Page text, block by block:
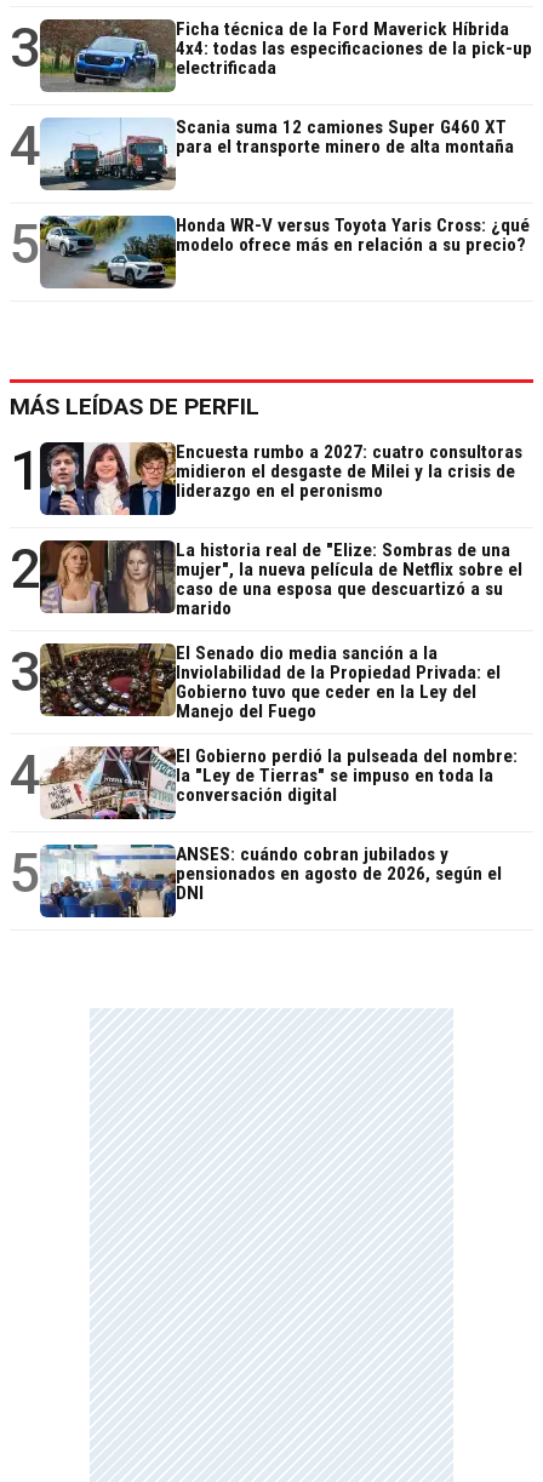
3
Ficha técnica de la Ford Maverick Híbrida
4x4: todas las especificaciones de la pick-up
electrificada
4
Scania suma 12 camiones Super G460 XT
para el transporte minero de alta montaña
5
Honda WR-V versus Toyota Yaris Cross: ¿qué
modelo ofrece más en relación a su precio?
MÁS LEÍDAS DE PERFIL
1
Encuesta rumbo a 2027: cuatro consultoras
midieron el desgaste de Milei y la crisis de
liderazgo en el peronismo
2
La historia real de "Elize: Sombras de una
mujer", la nueva película de Netflix sobre el
caso de una esposa que descuartizó a su
marido
3
El Senado dio media sanción a la
Inviolabilidad de la Propiedad Privada: el
Gobierno tuvo que ceder en la Ley del
Manejo del Fuego
4
El Gobierno perdió la pulseada del nombre:
la "Ley de Tierras" se impuso en toda la
conversación digital
5
ANSES: cuándo cobran jubilados y
pensionados en agosto de 2026, según el
DNI